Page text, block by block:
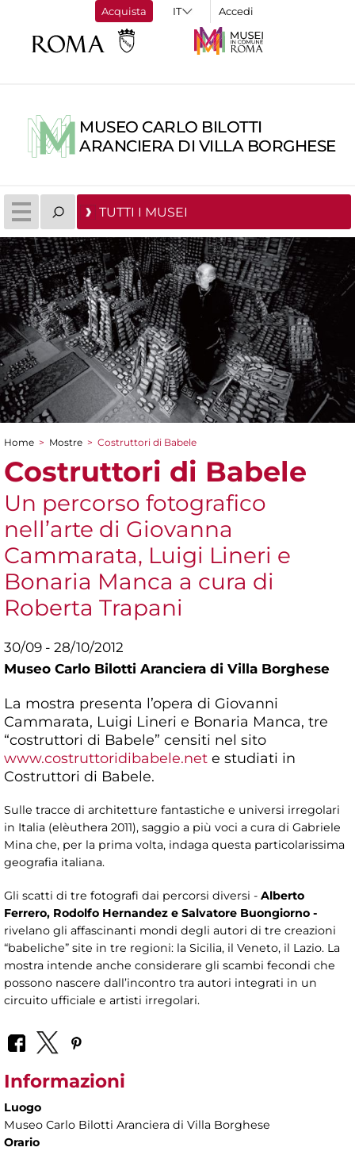
Acquista Accedi
MUSEO CARLO BILOTTI
ARANCIERA DI VILLA BORGHESE
TUTTI I MUSEI
Tu sei qui
Home > Mostre > Costruttori di Babele
Costruttori di Babele
Un percorso fotografico
nell’arte di Giovanna
Cammarata, Luigi Lineri e
Bonaria Manca a cura di
Roberta Trapani
30/09 - 28/10/2012
Museo Carlo Bilotti Aranciera di Villa Borghese
La mostra presenta l’opera di Giovanni
Cammarata, Luigi Lineri e Bonaria Manca, tre
“costruttori di Babele” censiti nel sito
www.costruttoridibabele.net e studiati in
Costruttori di Babele.
Sulle tracce di architetture fantastiche e universi irregolari
in Italia (elèuthera 2011), saggio a più voci a cura di Gabriele
Mina che, per la prima volta, indaga questa particolarissima
geografia italiana.
Gli scatti di tre fotografi dai percorsi diversi - Alberto
Ferrero, Rodolfo Hernandez e Salvatore Buongiorno -
rivelano gli affascinanti mondi degli autori di tre creazioni
“babeliche” site in tre regioni: la Sicilia, il Veneto, il Lazio. La
mostra intende anche considerare gli scambi fecondi che
possono nascere dall’incontro tra autori integrati in un
circuito ufficiale e artisti irregolari.
Informazioni
Luogo
Museo Carlo Bilotti Aranciera di Villa Borghese
Orario